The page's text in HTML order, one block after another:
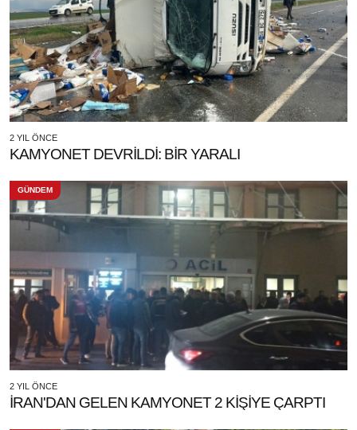
2 YIL ÖNCE
KAMYONET DEVRİLDİ: BİR YARALI
GÜNDEM
2 YIL ÖNCE
İRAN'DAN GELEN KAMYONET 2 KİŞİYE ÇARPTI